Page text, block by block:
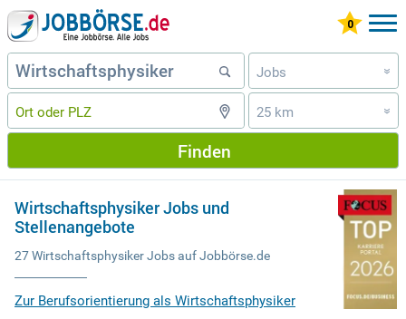
Jobs »
25 km »
Finden
Wirtschaftsphysiker Jobs und
Stellenangebote
27 Wirtschaftsphysiker Jobs auf Jobbörse.de
Zur Berufsorientierung als Wirtschaftsphysiker